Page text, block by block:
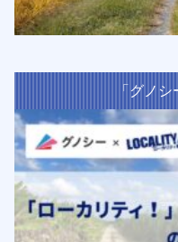
「グノ